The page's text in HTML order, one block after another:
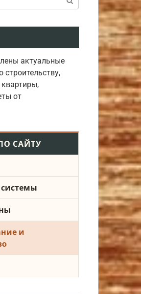
актуальные
строительству,
от
САЙТУ
и